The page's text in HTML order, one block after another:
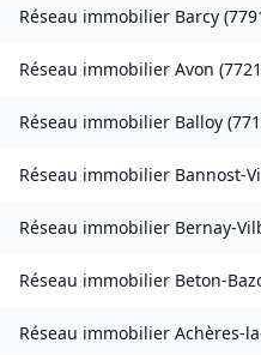
Réseau immobilier Barcy (
Réseau immobilier Avon (
Réseau immobilier Balloy (
Réseau immobilier Bannost-
Réseau immobilier Bernay-
Réseau immobilier Beton-
Réseau immobilier Achères-